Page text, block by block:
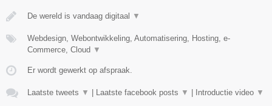
De wereld is vandaag digitaal ▼
Webdesign, Webontwikkeling, Automatisering, Hosting, e-
Commerce, Cloud ▼
Er wordt gewerkt op afspraak.
Laatste tweets ▼ Laatste facebook posts ▼ Introductie video ▼